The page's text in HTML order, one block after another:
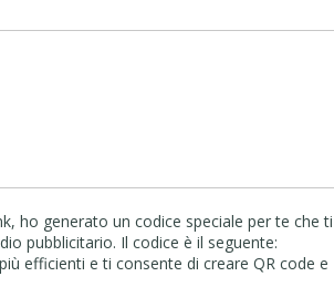
ho generato un codice speciale per te che ti
pubblicitario. Il codice è il seguente:
efficienti e ti consente di creare QR code e